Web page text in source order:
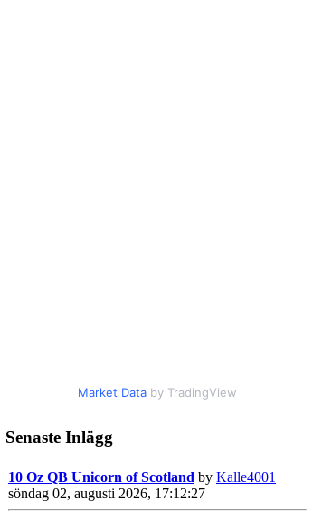
Market Data by TradingView
Senaste Inlägg
10 Oz QB Unicorn of Scotland by Kalle4001
söndag 02, augusti 2026, 17:12:27